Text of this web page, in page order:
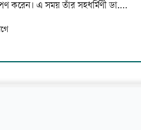
করেন। এ সময় তাঁর সহধর্মিণী ডা.
সংগীত শেষে দলীয় পতাকা উত্তোলনের